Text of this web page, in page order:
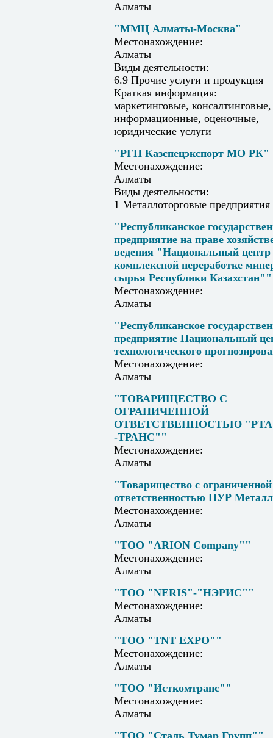
Алматы
"ММЦ Алматы-Москва"
Местонахождение:
Алматы
Виды деятельности:
6.9 Прочие услуги и продукция
Краткая информация:
маркетинговые, консалтинговые,
информационные, оценочные,
юридические услуги
"РГП Казспецэкспорт МО РК"
Местонахождение:
Алматы
Виды деятельности:
1 Металлоторговые
"Республиканское
предприятие на праве
ведения "Национальный центр
комплексной переработке
сырья Республики Казахстан""
Местонахождение:
Алматы
"Республиканское
предприятие Национальный
технологического
Местонахождение:
Алматы
"ТОВАРИЩЕСТВО С
ОГРАНИЧЕННОЙ
ОТВЕТСТВЕННОСТЬЮ "РТА
-ТРАНС""
Местонахождение:
Алматы
"Товарищество с ограниченной
ответственностью НУР
Местонахождение:
Алматы
"ТОО "ARION Company""
Местонахождение:
Алматы
"ТОО "NERIS"-"НЭРИС""
Местонахождение:
Алматы
"ТОО "TNT EXPO""
Местонахождение:
Алматы
"ТОО "Исткомтранс""
Местонахождение:
Алматы
"ТОО "Сталь Тумар Групп""